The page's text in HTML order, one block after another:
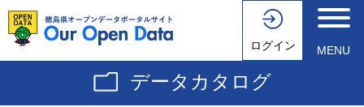
ログイン MENU
データカタログ